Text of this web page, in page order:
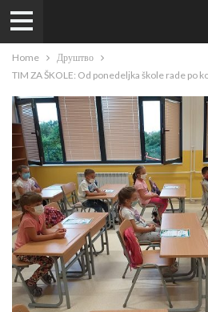
Home
Друштво
TIM ZA ŠKOLE: Od ponedeljka škole rade po